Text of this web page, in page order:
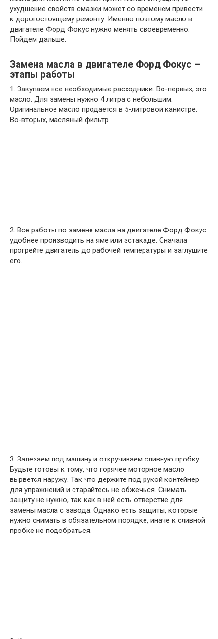
ухудшение свойств смазки может со временем привести
к дорогостоящему ремонту. Именно поэтому масло в
двигателе Форд Фокус нужно менять своевременно.
Пойдем дальше.
Замена масла в двигателе Форд Фокус –
этапы работы
1. Закупаем все необходимые расходники. Во-первых, это
масло. Для замены нужно 4 литра с небольшим.
Оригинальное масло продается в 5-литровой канистре.
Во-вторых, масляный фильтр.
2. Все работы по замене масла на двигателе Форд Фокус
удобнее производить на яме или эстакаде. Сначала
прогрейте двигатель до рабочей температуры и заглушите
его.
3. Залезаем под машину и откручиваем сливную пробку.
Будьте готовы к тому, что горячее моторное масло
вырвется наружу. Так что держите под рукой контейнер
для упражнений и старайтесь не обжечься. Снимать
защиту не нужно, так как в ней есть отверстие для
замены масла с завода. Однако есть защиты, которые
нужно снимать в обязательном порядке, иначе к сливной
пробке не подобраться.